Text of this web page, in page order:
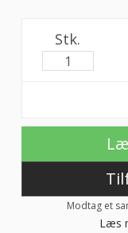
Stk.
Modtag et
Læs